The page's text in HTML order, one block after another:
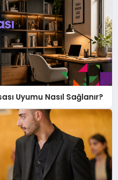
Uyumu Nasıl Sağlanır?